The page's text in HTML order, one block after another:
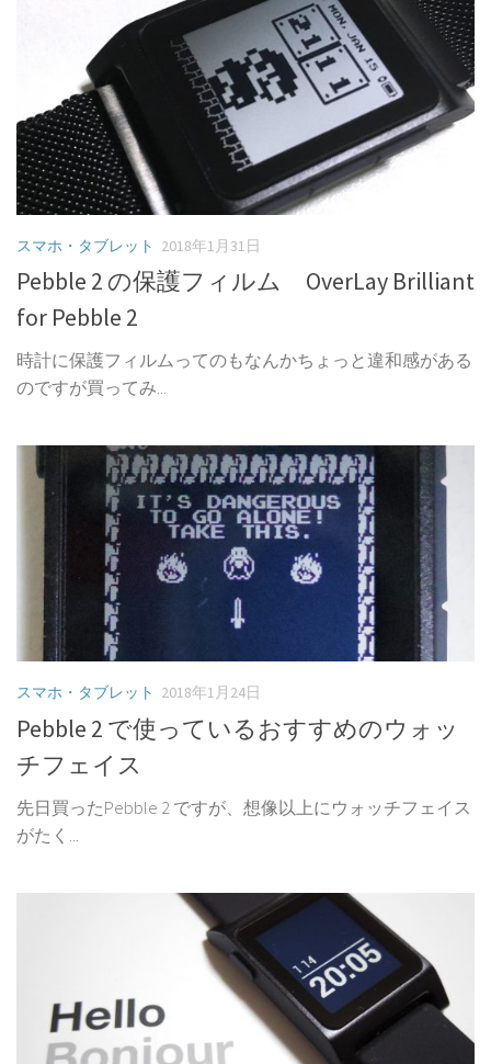
スマホ・タブレット 2018年1月31日
Pebble 2 の保護フィルム OverLay Brilliant
for Pebble 2
時計に保護フィルムってのもなんかちょっと違和感がある
のですが買ってみ...
スマホ・タブレット 2018年1月24日
Pebble 2 で使っているおすすめのウォッ
チフェイス
先日買ったPebble 2 ですが、想像以上にウォッチフェイス
がたく...